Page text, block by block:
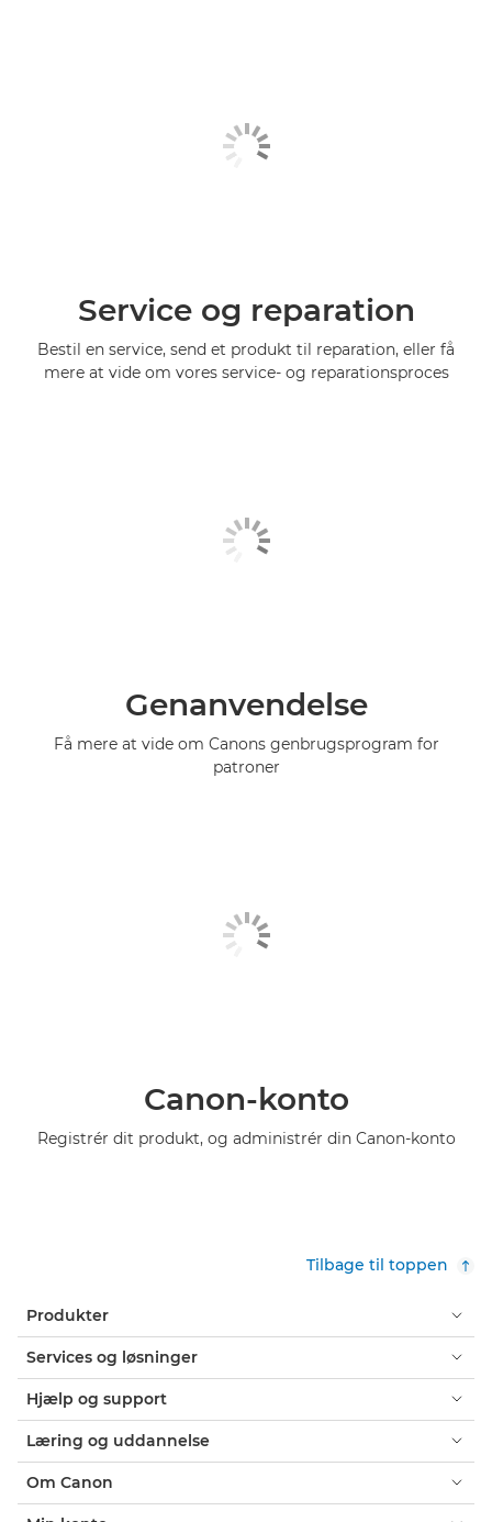
Service og reparation
Bestil en service, send et produkt til reparation, eller få
mere at vide om vores service- og reparationsproces
Genanvendelse
Få mere at vide om Canons genbrugsprogram for
patroner
Canon-konto
Registrér dit produkt, og administrér din Canon-konto
Tilbage til toppen
Produkter
Services og løsninger
Hjælp og support
Læring og uddannelse
Om Canon